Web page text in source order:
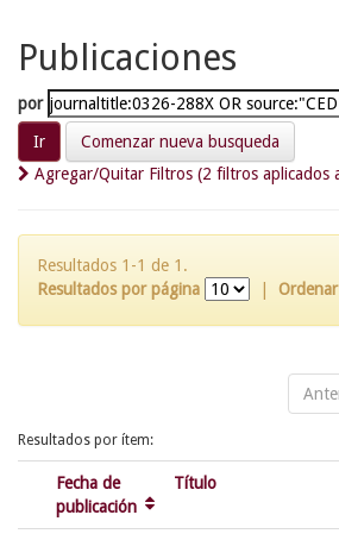
Publicaciones
por
Comenzar nueva busqueda
Agregar/Quitar Filtros (2 filtros aplicados
Resultados 1-1 de 1.
Resultados por página
Resultados por ítem:
Fecha de
publicación
Título